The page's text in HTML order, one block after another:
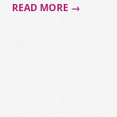
READ MORE →